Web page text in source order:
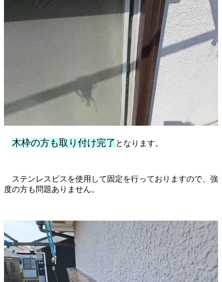
木枠の方も取り付け完了 となります。
ステンレスビスを使用して固定を行っておりますので、強
度の方も問題ありません。